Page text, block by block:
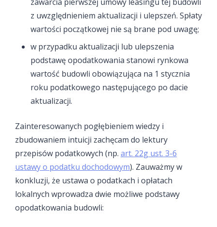
z uwzględnieniem aktualizacji i ulepszeń. Spłaty
wartości początkowej nie są brane pod uwagę;
w przypadku aktualizacji lub ulepszenia
podstawę opodatkowania stanowi rynkowa
wartość budowli obowiązująca na 1 stycznia
roku podatkowego następującego po dacie
aktualizacji.
Zainteresowanych pogłębieniem wiedzy i
zbudowaniem intuicji zachęcam do lektury
przepisów podatkowych (np. art. 22g ust. 3-6
ustawy o podatku dochodowym). Zauważmy w
konkluzji, że ustawa o podatkach i opłatach
lokalnych wprowadza dwie możliwe podstawy
opodatkowania budowli: